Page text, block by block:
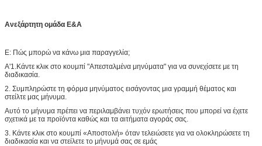
Ανεξάρτητη ομάδα Ε&Α
Ε: Πώς μπορώ να κάνω μια παραγγελία;
Α'1.Κάντε κλικ στο κουμπί "Απεσταλμένα μηνύματα" για να συνεχίσετε με τη
διαδικασία.
2. Συμπληρώστε τη φόρμα μηνύματος εισάγοντας μια γραμμή θέματος και
στείλτε μας μήνυμα.
Αυτό το μήνυμα πρέπει να περιλαμβάνει τυχόν ερωτήσεις που μπορεί να έχετε
σχετικά με τα προϊόντα καθώς και τα αιτήματα αγοράς σας.
3. Κάντε κλικ στο κουμπί «Αποστολή» όταν τελειώσετε για να ολοκληρώσετε τη
διαδικασία και να στείλετε το μήνυμά σας σε εμάς